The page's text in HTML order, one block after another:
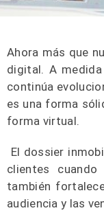
Ahora más que
digital. A
continúa
es una forma
forma virtual.
El dossier
clientes
también
audiencia y las